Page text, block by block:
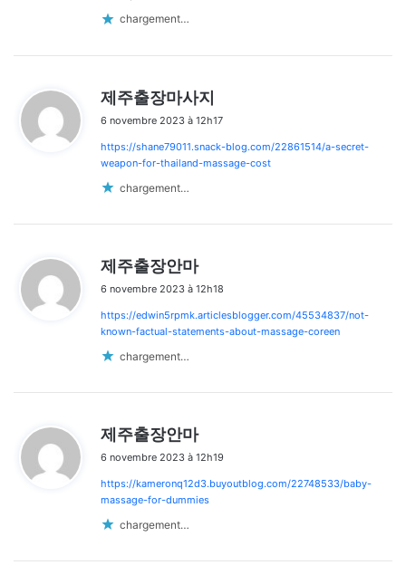
chargement…
제주출장마사지
t
:
6 novembre 2023 à 12h17
https://shane79011.snack-blog.com/22861514/a-secret-
weapon-for-thailand-massage-cost
chargement…
제주출장안마
t
:
6 novembre 2023 à 12h18
https://edwin5rpmk.articlesblogger.com/45534837/not-
known-factual-statements-about-massage-coreen
chargement…
제주출장안마
t
:
6 novembre 2023 à 12h19
https://kameronq12d3.buyoutblog.com/22748533/baby-
massage-for-dummies
chargement…